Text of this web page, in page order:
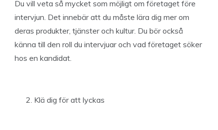
Du vill veta så mycket som möjligt om företaget före
intervjun. Det innebär att du måste lära dig mer om
deras produkter, tjänster och kultur. Du bör också
känna till den roll du intervjuar och vad företaget söker
hos en kandidat.
Klä dig för att lyckas